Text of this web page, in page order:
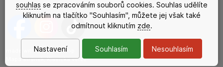
made with❤byineShop
Mapa stránek,Klasická verze
souhlas se zpracováním souborů cookies. Souhlas udělíte
kliknutím na tlačítko "Souhlasím", můžete jej však také
odmítnout kliknutím zde.
Nastavení Souhlasím Nesouhlasím